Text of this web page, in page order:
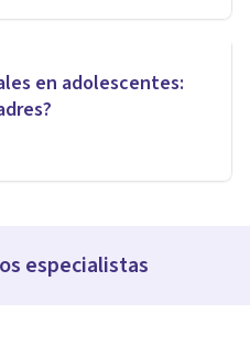
en adolescentes:
especialistas